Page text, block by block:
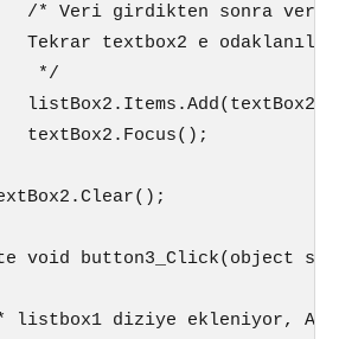
/* Veri girdikten sonra
Tekrar textbox2 e
*/
textBox2.Focus();
void button3_Click(object
listbox1 diziye ekleniyor,